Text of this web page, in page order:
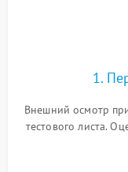
1.
Внешний осмотр
тестового листа.
выявление
дефектов